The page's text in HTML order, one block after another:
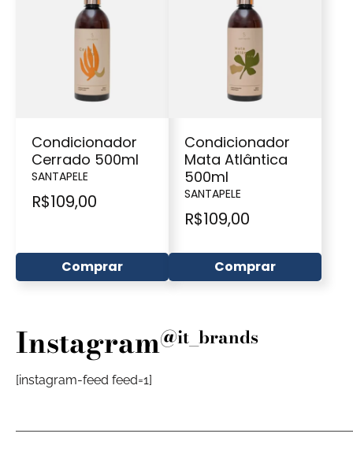
Condicionador
Cerrado 500ml
SANTAPELE
R$109,00
Comprar
Condicionador
Mata Atlântica
500ml
SANTAPELE
R$109,00
Comprar
Instagram@it_brands
[instagram-feed feed=1]